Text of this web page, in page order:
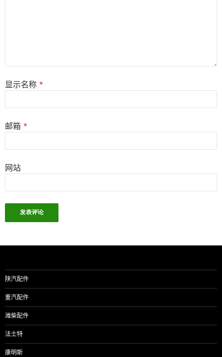
显示名称 *
邮箱 *
网站
陕汽配件
重汽配件
潍柴配件
法士特
康明斯